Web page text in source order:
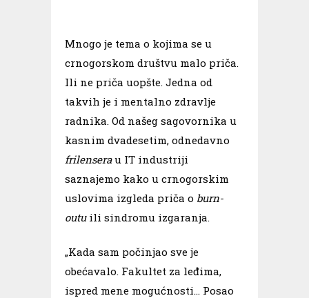
Mnogo je tema o kojima se u
crnogorskom društvu malo priča.
Ili ne priča uopšte. Jedna od
takvih je i mentalno zdravlje
radnika. Od našeg sagovornika u
kasnim dvadesetim, odnedavno
frilenserau IT industriji
saznajemo kako u crnogorskim
uslovima izgleda priča o burn-
outuili sindromu izgaranja.
„Kada sam počinjao sve je
obećavalo. Fakultet za leđima,
ispred mene mogućnosti… Posao